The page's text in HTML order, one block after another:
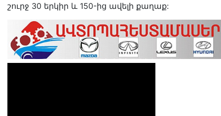
շուրջ 30 երկիր և 150-ից ավելի քաղաք: